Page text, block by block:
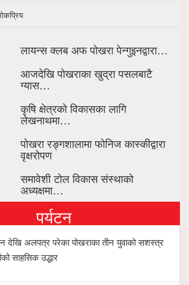
लायन्स क्लब अफ पोखरा पेन्गुइनद्वारा…
आजदेखि पोखराका खुद्रा पसलबाटै
ग्यास…
कृषि क्षेत्रको विकासका लागि
लेखनाथमा…
पोखरा रङ्गशालामा फोनिज कास्कीद्वारा
वृक्षरोपण
समावेशी टोल विकास संस्थाको
अध्यक्षमा…
पर्यटन
देखि अलपत्र परेका पोखराका तीन युवाको सशस्त्र
साहसिक उद्धार